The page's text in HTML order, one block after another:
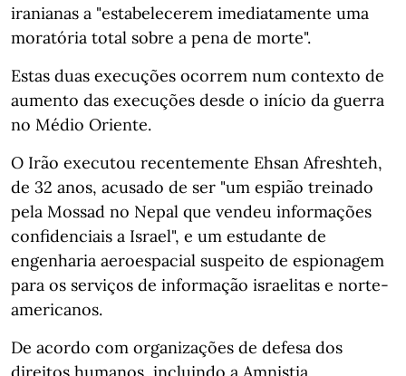
iranianas a "estabelecerem imediatamente uma
moratória total sobre a pena de morte".
Estas duas execuções ocorrem num contexto de
aumento das execuções desde o início da guerra
no Médio Oriente.
O Irão executou recentemente Ehsan Afreshteh,
de 32 anos, acusado de ser "um espião treinado
pela Mossad no Nepal que vendeu informações
confidenciais a Israel", e um estudante de
engenharia aeroespacial suspeito de espionagem
para os serviços de informação israelitas e norte-
americanos.
De acordo com organizações de defesa dos
direitos humanos, incluindo a Amnistia